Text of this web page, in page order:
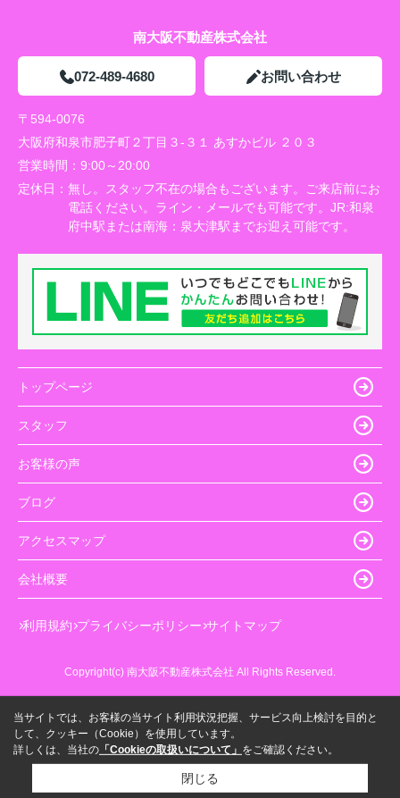
南大阪不動産株式会社
072-489-4680 お問い合わせ
〒594-0076
大阪府和泉市肥子町２丁目３-３１ あすかビル ２０３
営業時間： 9:00～20:00
定休日： 無し。スタッフ不在の場合もございます。ご来店前にお
電話ください。ライン・メールでも可能です。JR:和泉
府中駅または南海：泉大津駅までお迎え可能です。
トップページ
スタッフ
お客様の声
ブログ
アクセスマップ
会社概要
利用規約 プライバシーポリシー サイトマップ
Copyright(c) 南大阪不動産株式会社 All Rights Reserved.
当サイトでは、お客様の当サイト利用状況把握、サービス向上検討を目的と
して、クッキー（Cookie）を使用しています。
詳しくは、当社の 「Cookieの取扱いについて」 をご確認ください。
閉じる